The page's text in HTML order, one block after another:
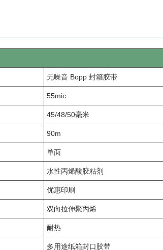
无噪音 Bopp 封箱胶带
55mic
45/48/50毫米
90m
单面
水性丙烯酸胶粘剂
优惠印刷
双向拉伸聚丙烯
耐热
多用途纸箱封口胶带